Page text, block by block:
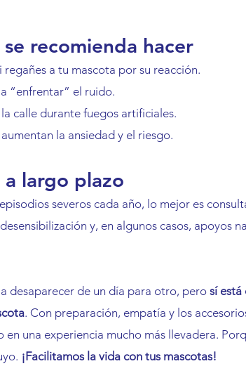
recomienda hacer
regañes a tu mascota por su reacción.
“enfrentar” el ruido.
calle durante fuegos artificiales.
la ansiedad y el riesgo.
a largo plazo
severos cada año, lo mejor es
y, en algunos casos, apoyos
desaparecer de un día para otro, pero sí está
. Con preparación, empatía y los
en una experiencia mucho más llevadera.
¡Facilitamos la vida con tus mascotas!